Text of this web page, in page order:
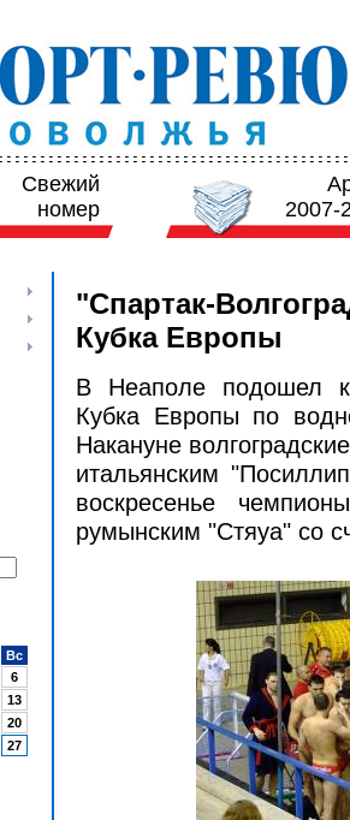
Свежий
номер
2007-
Вс
6
13
20
27
"Спартак-
Кубка Европы
В Неаполе подошел к
Кубка Европы по
Накануне
итальянским
воскресенье
румынским "Стяуа" со